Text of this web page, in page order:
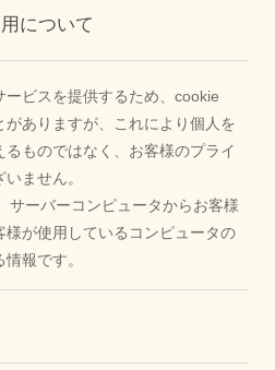
について
ビスを提供するため、cookie
がありますが、これにより個人を
ものではなく、お客様のプライ
ません。
ーバーコンピュータからお客様
が使用しているコンピュータの
報です。